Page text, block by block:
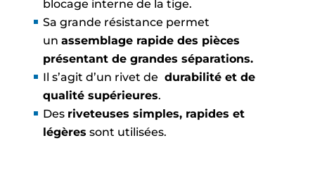
blocage interne de la tige.
Sa grande résistance permet
un assemblage rapide des pièces
présentant de grandes séparations.
Il s’agit d’un rivet de durabilité et de
qualité supérieures.
Des riveteuses simples, rapides et
légères sont utilisées.